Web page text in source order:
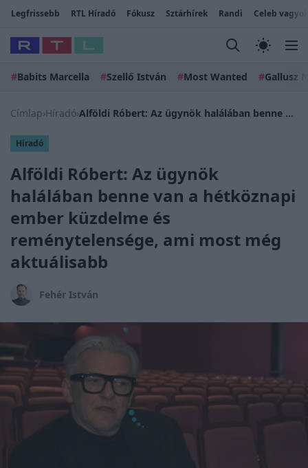
Legfrissebb RTL Híradó Fókusz Sztárhírek Randi Celeb
#Babits Marcella #Szellő István #Most Wanted #Gallusz
Címlap›Híradó› Alföldi Róbert: Az ügynök halálában benne van a hétköznapi ember küzdelme és reménytelensége, ami most még aktuálisabb
Híradó
Alföldi Róbert: Az ügynök
halálában benne van a hétköznapi
ember küzdelme és
reménytelensége, ami most még
aktuálisabb
Fehér István